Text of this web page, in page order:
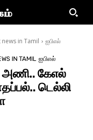
in Tamil ஐபிஎல்
IN TAMIL ஐபிஎல்
அணி.. கேஎல்
டெல்லி